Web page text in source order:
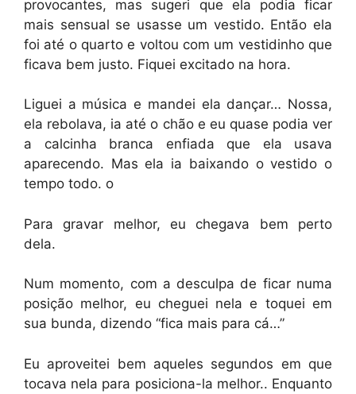
provocantes, mas sugeri que ela podia ficar
mais sensual se usasse um vestido. Então ela
foi até o quarto e voltou com um vestidinho que
ficava bem justo. Fiquei excitado na hora.
Liguei a música e mandei ela dançar… Nossa,
ela rebolava, ia até o chão e eu quase podia ver
a calcinha branca enfiada que ela usava
aparecendo. Mas ela ia baixando o vestido o
tempo todo. o
Para gravar melhor, eu chegava bem perto
dela.
Num momento, com a desculpa de ficar numa
posição melhor, eu cheguei nela e toquei em
sua bunda, dizendo “fica mais para cá…”
Eu aproveitei bem aqueles segundos em que
tocava nela para posiciona-la melhor.. Enquanto